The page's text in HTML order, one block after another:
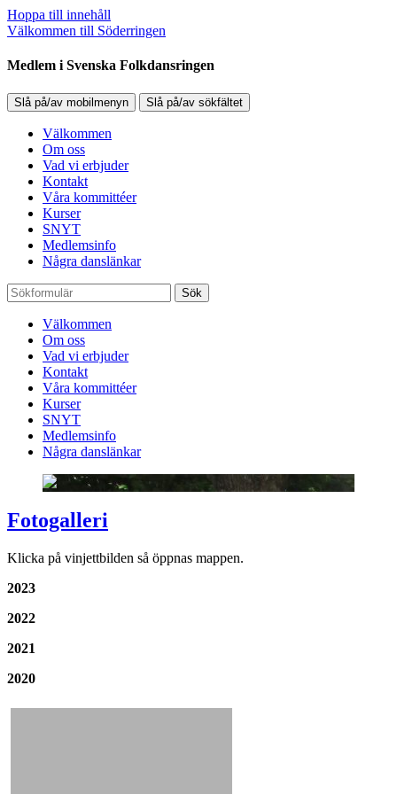
Hoppa till innehåll
Välkommen till Söderringen
Medlem i Svenska Folkdansringen
Slå på/av mobilmenyn Slå på/av sökfältet
Välkommen
Om oss
Vad vi erbjuder
Kontakt
Våra kommittéer
Kurser
SNYT
Medlemsinfo
Några danslänkar
Sök
Välkommen
Om oss
Vad vi erbjuder
Kontakt
Våra kommittéer
Kurser
SNYT
Medlemsinfo
Några danslänkar
Fotogalleri
Klicka på vinjettbilden så öppnas mappen.
2023
2022
2021
2020